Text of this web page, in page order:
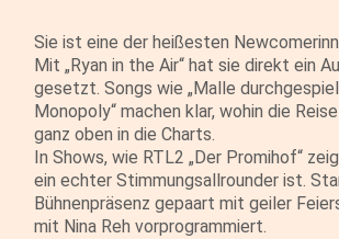
Sie ist eine der heißesten
Mit „Ryan in the Air“ hat sie direkt ein
gesetzt. Songs wie „Malle
Monopoly“ machen klar, wohin die
ganz oben in die Charts.
In Shows, wie RTL2 „Der Promihof“
ein echter Stimmungsallrounder ist.
Bühnenpräsenz gepaart mit geiler
mit Nina Reh vorprogrammiert.